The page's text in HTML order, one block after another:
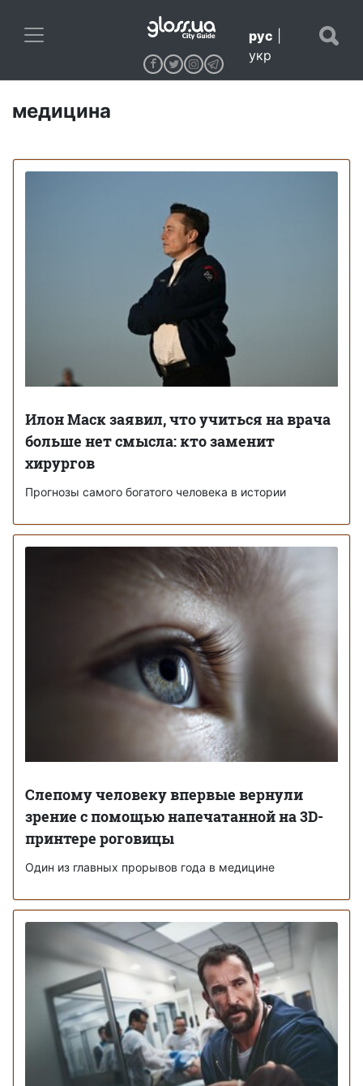
рус
укр
медицина
Илон Маск заявил, что учиться на врача
больше нет смысла: кто заменит
хирургов
Прогнозы самого богатого человека в истории
Слепому человеку впервые вернули
зрение с помощью напечатанной на 3D-
принтере роговицы
Один из главных прорывов года в медицине